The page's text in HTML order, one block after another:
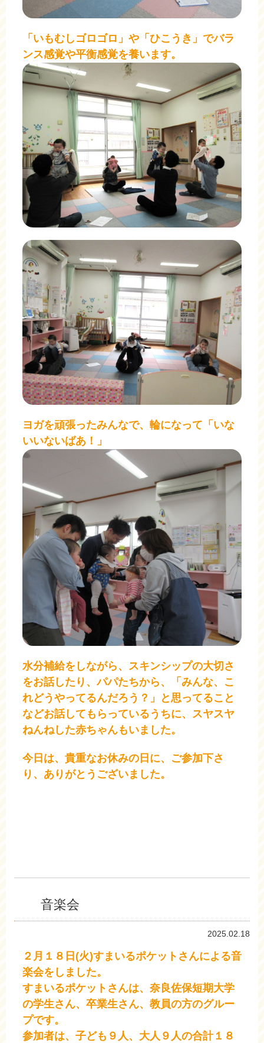
「いもむしゴロゴロ」や「ひこうき」でバラ
ンス感覚や平衡感覚を養います。
ヨガを頑張ったみんなで、輪になって「いな
いいないばあ！」
水分補給をしながら、スキンシップの大切さ
をお話したり、パパたちから、「みんな、こ
れどうやってるんだろう？」と思ってること
などお話してもらっているうちに、スヤスヤ
ねんねした赤ちゃんもいました。
今日は、貴重なお休みの日に、ご参加下さ
り、ありがとうございました。
音楽会
2025.02.18
２月１８日(火)すまいるポケットさんによる音
楽会をしました。
すまいるポケットさんは、奈良佐保短期大学
の学生さん、卒業生さん、教員の方のグルー
プです。
参加者は、子ども９人、大人９人の合計１８